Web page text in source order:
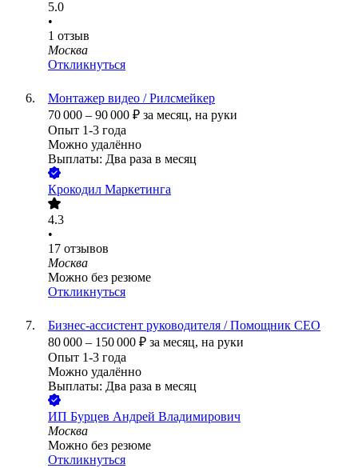
5.0
•
1 отзыв
Москва
Откликнуться
Монтажер видео / Рилсмейкер
70 000 – 90 000 ₽ за месяц, на руки
Опыт 1-3 года
Можно удалённо
Выплаты: Два раза в месяц
Крокодил Маркетинга
4.3
•
17 отзывов
Москва
Можно без резюме
Откликнуться
Бизнес-ассистент руководителя / Помощник СЕО
80 000 – 150 000 ₽ за месяц, на руки
Опыт 1-3 года
Можно удалённо
Выплаты: Два раза в месяц
ИП Бурцев Андрей Владимирович
Москва
Можно без резюме
Откликнуться